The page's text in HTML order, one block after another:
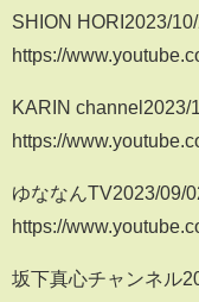
SHION HORI2023/
https://
KARIN channel2023/
https://
ゆななんTV2023/09/
https://
坂下真心チャンネル